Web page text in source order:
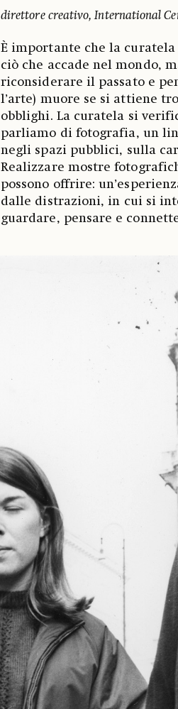
direttore creativo, International
È importante che la
ciò che accade nel mondo,
riconsiderare il passato e
l’arte) muore se si attiene
obblighi. La curatela si
parliamo di fotografia, un
negli spazi pubblici, sulla
Realizzare mostre
possono offrire:
dalle distrazioni, in cui si
guardare, pensare e